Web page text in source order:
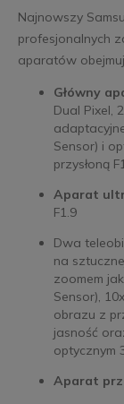
Najnowszy
profesjonalnych
aparatów
Główny
Dual Pixel,
Sensor) i
przysłoną
Aparat
F1.9
Dwa
na
zoomem
Sensor),
obrazu z
jasność
optycznym
Aparat